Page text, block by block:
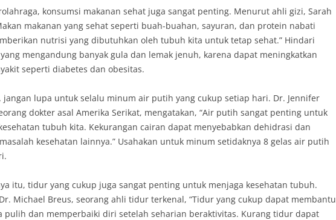
konsumsi makanan sehat juga sangat penting. Menurut ahli gizi, Sarah
makanan yang sehat seperti buah-buahan, sayuran, dan protein nabati
nutrisi yang dibutuhkan oleh tubuh kita untuk tetap sehat.” Hindari
mengandung banyak gula dan lemak jenuh, karena dapat meningkatkan
seperti diabetes dan obesitas.
jangan lupa untuk selalu minum air putih yang cukup setiap hari. Dr. Jennifer
dokter asal Amerika Serikat, mengatakan, “Air putih sangat penting untuk
tubuh kita. Kekurangan cairan dapat menyebabkan dehidrasi dan
kesehatan lainnya.” Usahakan untuk minum setidaknya 8 gelas air putih
itu, tidur yang cukup juga sangat penting untuk menjaga kesehatan tubuh.
Michael Breus, seorang ahli tidur terkenal, “Tidur yang cukup dapat membantu
pulih dan memperbaiki diri setelah seharian beraktivitas. Kurang tidur dapat